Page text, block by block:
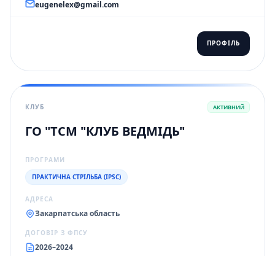
eugenelex@gmail.com
ПРОФІЛЬ
КЛУБ АКТИВНИЙ
ГО "ТСМ "КЛУБ ВЕДМІДЬ"
ПРОГРАМИ
ПРАКТИЧНА СТРІЛЬБА (IPSC)
АДРЕСА
Закарпатська область
ДОГОВІР З ФПСУ
2026–2024